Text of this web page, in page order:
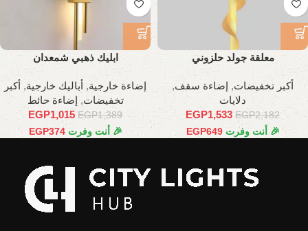
معلقة جولد حلزوني
أكبر تخفيضات, إضاءة سقف,
دلايات
EGP2,182
EGP1,533
🎉 أنت وفرت EGP649
ابليك ذهبي شمعدان
إضاءة خارجية, أباليك خارجية, أكبر
تخفيضات, إضاءة حائط
EGP1,389
EGP1,015
🎉 أنت وفرت EGP374